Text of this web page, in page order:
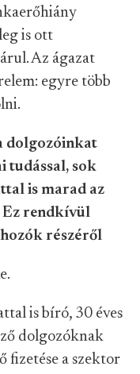
is ott
Az ágazat
egyre több
dolgozóinkat
tudással, sok
is marad az
Ez rendkívül
részéről
is bíró, 30 éves
dolgozóknak
fizetése a szektor